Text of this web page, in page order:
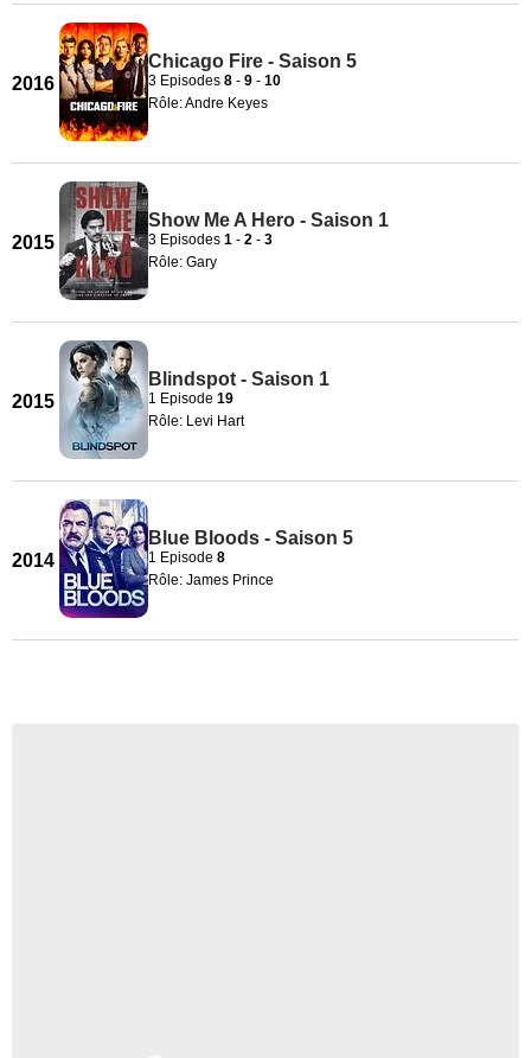
2016
Chicago Fire - Saison 5
3 Episodes 8 - 9 - 10
Rôle: Andre Keyes
2015
Show Me A Hero - Saison 1
3 Episodes 1 - 2 - 3
Rôle: Gary
2015
Blindspot - Saison 1
1 Episode 19
Rôle: Levi Hart
2014
Blue Bloods - Saison 5
1 Episode 8
Rôle: James Prince